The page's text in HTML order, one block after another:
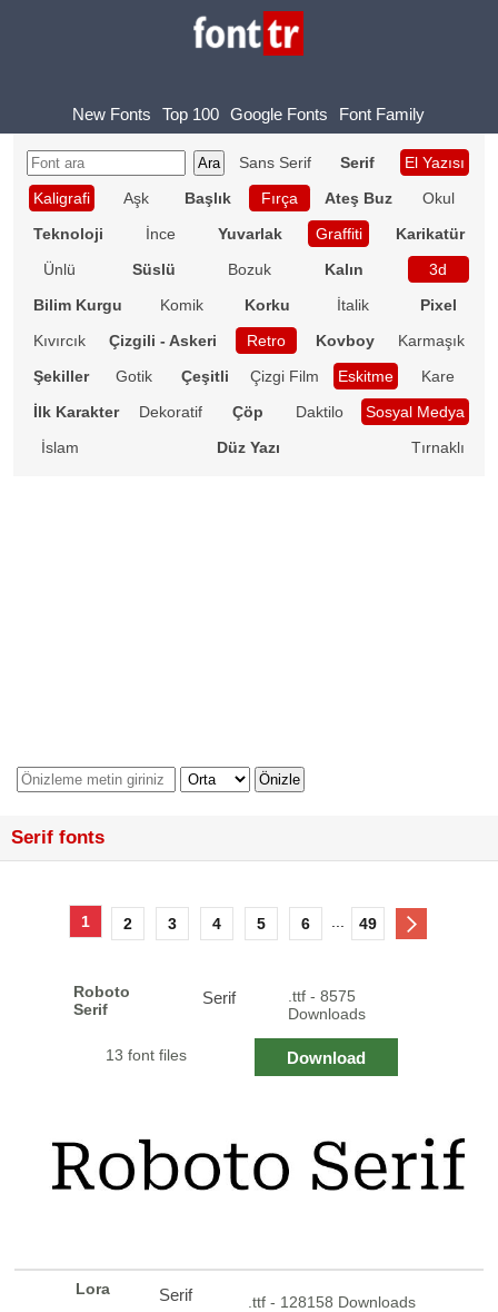
New Fonts Top 100 Google Fonts Font Family
Sans Serif Serif
El Yazısı
Kaligrafi
Aşk Başlık Fırça Ateş Buz
Okul
Teknoloji
İnce Yuvarlak Graffiti
Karikatür
Ünlü
Süslü Bozuk Kalın
3d
Bilim Kurgu
Komik Korku İtalik
Pixel
Kıvırcık
Çizgili - Askeri Retro Kovboy
Karmaşık
Şekiller
Gotik Çeşitli Çizgi Film Eskitme
Kare
İlk Karakter
Dekoratif Çöp Daktilo
Sosyal Medya
İslam
Düz Yazı Tırnaklı
Serif fonts
1 2 3 4 5 6 49
Roboto
Serif
Serif
.ttf - 8575
Downloads
13 font files Download
Lora Serif .ttf - 128158 Downloads